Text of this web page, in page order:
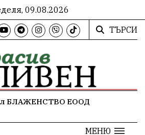
09.08.2026
ТЪРСИ
БЛАЖЕНСТВО ЕООД
МЕНЮ